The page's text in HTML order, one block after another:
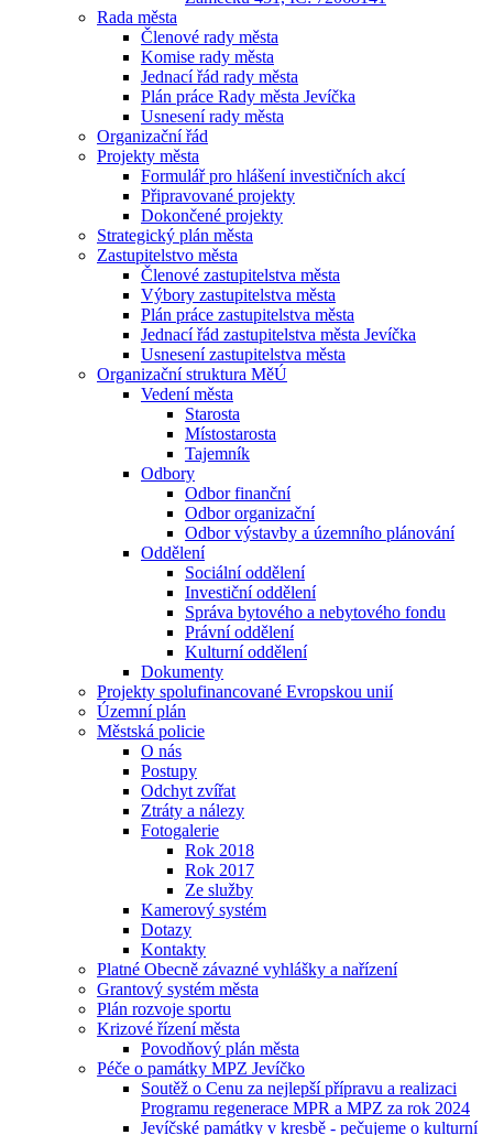
Rada města
Členové rady města
Komise rady města
Jednací řád rady města
Plán práce Rady města Jevíčka
Usnesení rady města
Organizační řád
Projekty města
Formulář pro hlášení investičních akcí
Připravované projekty
Dokončené projekty
Strategický plán města
Zastupitelstvo města
Členové zastupitelstva města
Výbory zastupitelstva města
Plán práce zastupitelstva města
Jednací řád zastupitelstva města Jevíčka
Usnesení zastupitelstva města
Organizační struktura MěÚ
Vedení města
Starosta
Místostarosta
Tajemník
Odbory
Odbor finanční
Odbor organizační
Odbor výstavby a územního plánování
Oddělení
Sociální oddělení
Investiční oddělení
Správa bytového a nebytového fondu
Právní oddělení
Kulturní oddělení
Dokumenty
Projekty spolufinancované Evropskou unií
Územní plán
Městská policie
O nás
Postupy
Odchyt zvířat
Ztráty a nálezy
Fotogalerie
Rok 2018
Rok 2017
Ze služby
Kamerový systém
Dotazy
Kontakty
Platné Obecně závazné vyhlášky a nařízení
Grantový systém města
Plán rozvoje sportu
Krizové řízení města
Povodňový plán města
Péče o památky MPZ Jevíčko
Soutěž o Cenu za nejlepší přípravu a realizaci
Programu regenerace MPR a MPZ za rok 2024
Jevíčské památky v kresbě - pečujeme o kulturní